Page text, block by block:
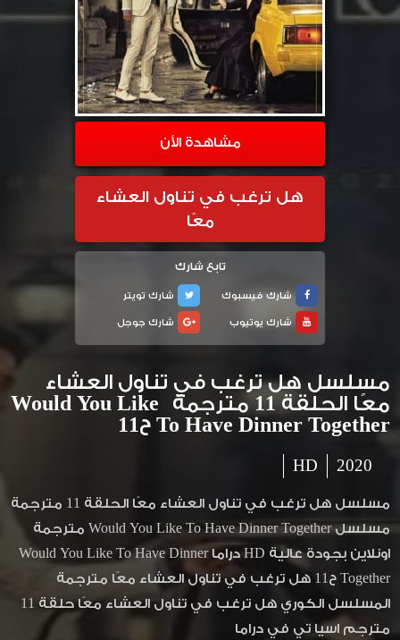
مشاهدة الأن
هل ترغب في تناول العشاء
معًا
تابع شارك
شارك فيسبوك
شارك تويتر
شارك يوتيوب
شارك جوجل
مسلسل هل ترغب في تناول العشاء
معًا الحلقة 11 مترجمة Would You Like
To Have Dinner Together ح11
2020
HD
مسلسل هل ترغب في تناول العشاء معًا الحلقة 11 مترجمة
مسلسل Would You Like To Have Dinner Together مترجمة
اونلاين بجودة عالية HD دراما Would You Like To Have Dinner
Together ح11 هل ترغب في تناول العشاء معًا مترجمة
المسلسل الكوري هل ترغب في تناول العشاء معًا حلقة 11
مترجم اسيا تي في دراما